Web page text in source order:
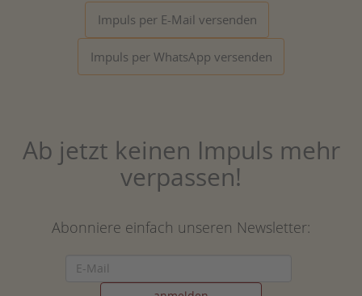
Impuls per E-Mail versenden
Impuls per WhatsApp versenden
Ab jetzt keinen Impuls mehr
verpassen!
Abonniere einfach unseren Newsletter: